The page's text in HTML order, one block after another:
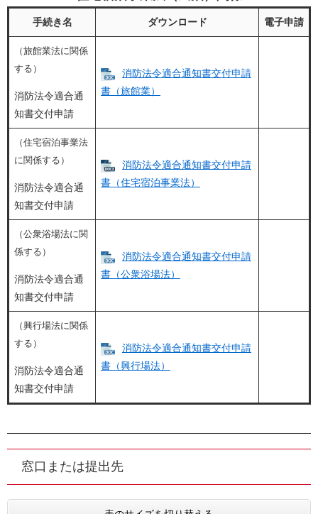
手続き名 ダウンロード 電子申請
（旅館業法に関係
する）
消防法令適合通
知書交付申請
消防法令適合通知書交付申請
書（旅館業）
（住宅宿泊事業法
に関係する）
消防法令適合通
知書交付申請
消防法令適合通知書交付申請
書（住宅宿泊事業法）
（公衆浴場法に関
係する）
消防法令適合通
知書交付申請
消防法令適合通知書交付申請
書（公衆浴場法）
（興行場法に関係
する）
消防法令適合通
知書交付申請
消防法令適合通知書交付申請
書（興行場法）
窓口または提出先